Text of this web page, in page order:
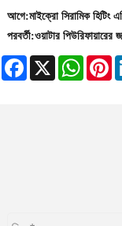
আগে:মাইক্রো সিরামিক হিটিং
পরবর্তী:ওয়াটার পিউরিফায়ারের
Facebook
X